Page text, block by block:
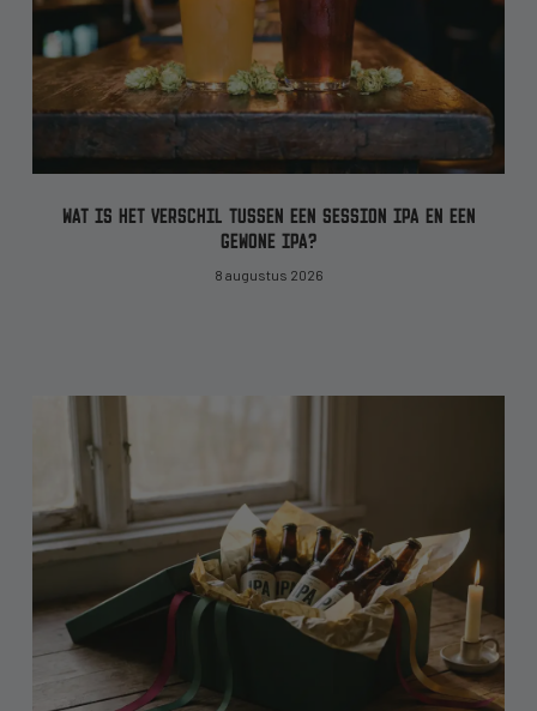
WAT IS HET VERSCHIL TUSSEN EEN SESSION IPA EN EEN
GEWONE IPA?
8 augustus 2026